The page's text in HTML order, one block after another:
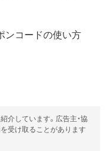
ンコードの使い方
介しています。広告主・協
受け取ることがあります